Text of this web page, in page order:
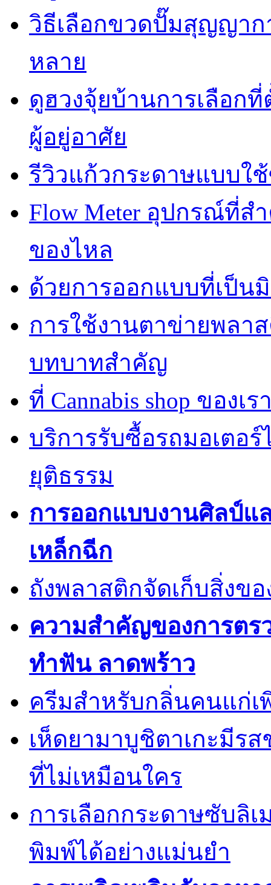
วิธีเลือกขวดปั๊มสุญญาก
หลาย
ดูฮวงจุ้ยบ้านการเลือก
ผู้อยู่อาศัย
รีวิวแก้วกระดาษแบบใ
Flow Meter อุปกรณ์ที่ส
ของไหล
ด้วยการออกแบบที่เป็นมิ
การใช้งานตาข่ายพลา
บทบาทสำคัญ
ที่ Cannabis shop ของ
บริการรับซื้อรถมอเตอ
ยุติธรรม
การออกแบบงานศิลป์แ
เหล็กฉีก
ถังพลาสติกจัดเก็บสิ่งข
ความสำคัญของการต
ทำฟัน ลาดพร้าว
ครีมสำหรับกลิ่นคนแก่
เห็ดยามาบูชิตาเกะมีร
ที่ไม่เหมือนใคร
การเลือกกระดาษซับลิ
พิมพ์ได้อย่างแม่นยำ